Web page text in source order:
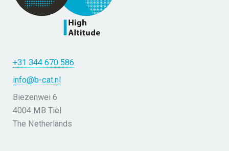
+31 344 670 586
info@b-cat.nl
Biezenwei 6
4004 MB Tiel
The Netherlands